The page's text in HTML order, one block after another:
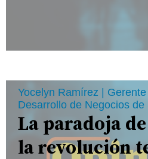
Yocelyn Ramírez |
Desarrollo de Negocios de
La paradoja
la revolución